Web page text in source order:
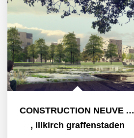
CONSTRUCTION NEUVE A ILLKIRCH - QUARTIER LES PRAIRIES DU...
, Illkirch graffenstaden